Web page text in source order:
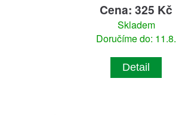
Cena: 325 Kč
Skladem
Doručíme do: 11.8.
Detail